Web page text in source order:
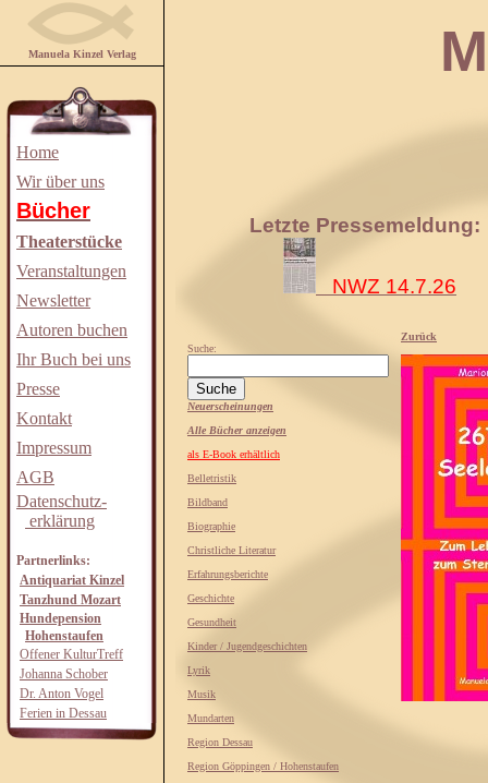
Manuela Kinzel Verlag
Home
Wir über uns
Bücher
Theaterstücke
Veranstaltungen
Newsletter
Autoren buchen
Ihr Buch bei uns
Presse
Kontakt
Impressum
AGB
Datenschutz-
erklärung
Partnerlinks:
Antiquariat Kinzel
Tanzhund Mozart
Hundepension
Hohenstaufen
Offener KulturTreff
Johanna Schober
Dr. Anton Vogel
Ferien in Dessau
Letzte Pressemeldung:
NWZ 14.7.26
Suche:
Neuerscheinungen
Alle Bücher anzeigen
als E-Book erhältlich
Belletristik
Bildband
Biographie
Christliche Literatur
Erfahrungsberichte
Geschichte
Gesundheit
Kinder / Jugendgeschichten
Lyrik
Musik
Mundarten
Region Dessau
Region Göppingen / Hohenstaufen
Zurück